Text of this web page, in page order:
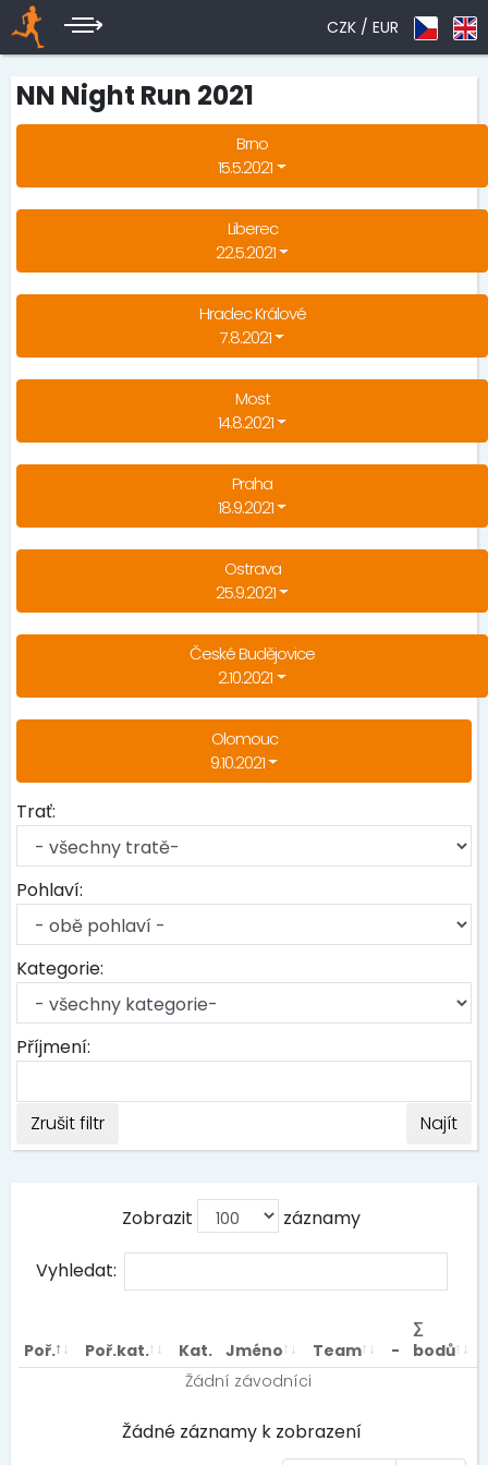
CZK / EUR
NN Night Run 2021
Brno
15.5.2021
Liberec
22.5.2021
Hradec Králové
7.8.2021
Most
14.8.2021
Praha
18.9.2021
Ostrava
25.9.2021
České Budějovice
2.10.2021
Olomouc
9.10.2021
Trať:
Pohlaví:
Kategorie:
Příjmení:
Zrušit filtr Najít
Zobrazit záznamy
Vyhledat:
Poř. Poř.kat. Kat. Jméno Team -
∑
bodů
Žádní závodníci
Žádné záznamy k zobrazení